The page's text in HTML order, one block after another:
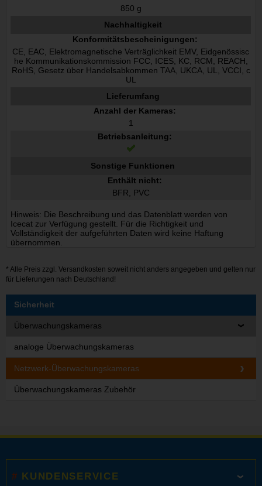
850 g
Nachhaltigkeit
Konformitätsbescheinigungen:
CE, EAC, Elektromagnetische Verträglichkeit EMV, Eidgenössisc
he Kommunikationskommission FCC, ICES, KC, RCM, REACH,
RoHS, Gesetz über Handelsabkommen TAA, UKCA, UL, VCCI, c
UL
Lieferumfang
Anzahl der Kameras:
1
Betriebsanleitung:
Sonstige Funktionen
Enthält nicht:
BFR, PVC
Hinweis: Die Beschreibung und das Datenblatt werden von
Icecat zur Verfügung gestellt. Für die Richtigkeit und
Vollständigkeit der aufgeführten Daten wird keine Haftung
übernommen.
* Alle Preis zzgl. Versandkosten soweit nicht anders angegeben und gelten nur
für Lieferungen nach Deutschland!
Sicherheit
Überwachungskameras
analoge Überwachungskameras
Netzwerk-Überwachungskameras
Überwachungskameras Zubehör
KUNDENSERVICE